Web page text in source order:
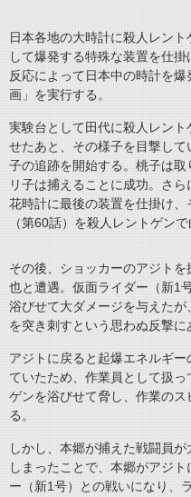
日本各地の大時計に殺人レン
して爆発する特殊な装置を仕
反応によって日本中の時計を
画」を実行する。
実験台として田代に殺人レント
せたあと、その様子を目撃して
子の追跡を開始する。桃子は取
リ子は捕えることに成功。さ
花時計に最後の装置を仕掛け
（第60話）を殺人レントゲンで
その後、ショッカーのアジト
也と遭遇。仮面ライダー（新1
浴びせて大ダメージを与えた
を突き刺すという思わぬ反撃に
アジトに戻ると起爆エネルギ
ていたため、作業員として扱っ
ゲンを浴びせて脅し、作業の
る。
しかし、本郷が捕えた戦闘員
しまったことで、本郷がアジ
ー（新1号）との戦いになり、